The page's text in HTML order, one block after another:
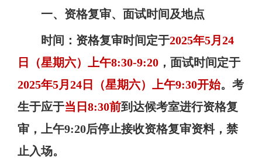
一、资格复审、面试时间及地点
时间：资格复审时间定于2025年5月24
日（星期六）上午8:30-9:20 ，面试时间定于
2025年5月24 日（星期六）上午9:30开始。考
生于应于当日8:30前到达候考室进行资格复
审，上午9:20后停止接收资格复审资料，禁
止入场。